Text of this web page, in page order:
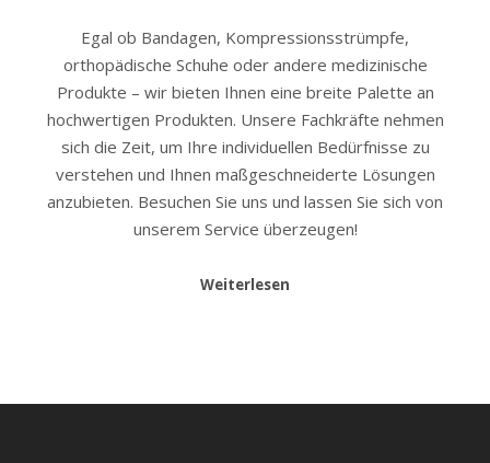
Egal ob Bandagen, Kompressionsstrümpfe,
orthopädische Schuhe oder andere medizinische
Produkte – wir bieten Ihnen eine breite Palette an
hochwertigen Produkten. Unsere Fachkräfte nehmen
sich die Zeit, um Ihre individuellen Bedürfnisse zu
verstehen und Ihnen maßgeschneiderte Lösungen
anzubieten. Besuchen Sie uns und lassen Sie sich von
unserem Service überzeugen!
Weiterlesen